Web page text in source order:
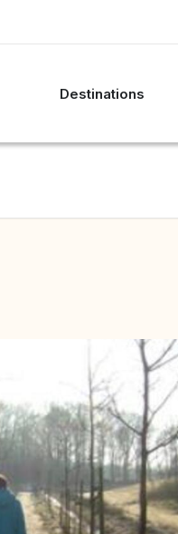
Destinations